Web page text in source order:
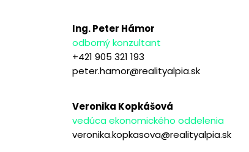
Ing. Peter Hámor
odborný konzultant
+421 905 321 193
peter.hamor@realityalpia.sk
Veronika Kopkášová
vedúca ekonomického oddelenia
veronika.kopkasova@realityalpia.sk